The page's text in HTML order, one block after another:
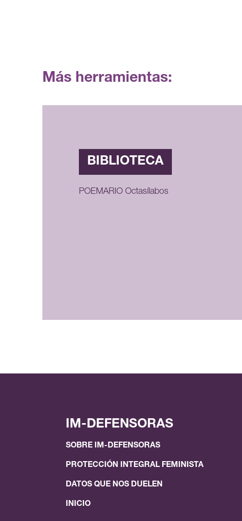
Más herramientas:
BIBLIOTECA
POEMARIO Octasílabos
IM-DEFENSORAS
SOBRE IM-DEFENSORAS
PROTECCIÓN INTEGRAL FEMINISTA
DATOS QUE NOS DUELEN
INICIO